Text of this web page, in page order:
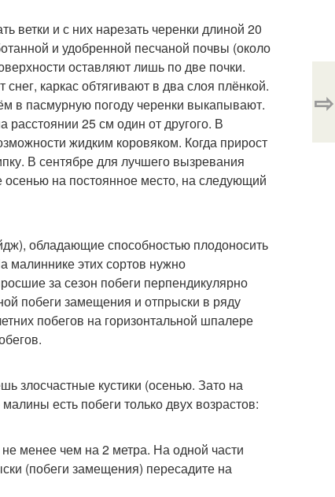
ветки и с них нарезать черенки длиной 20
и удобренной песчаной почвы (около
оставляют лишь по две почки.
каркас обтягивают в два слоя плёнкой.
в пасмурную погоду черенки выкапывают.
25 см один от другого. В
жидким коровяком. Когда прирост
В сентябре для лучшего вызревания
на постоянное место, на следующий
обладающие способностью плодоносить
малиннике этих сортов нужно
за сезон побеги перпендикулярно
побеги замещения и отпрыски в ряду
побегов на горизонтальной шпалере
злосчастные кустики (осенью. Зато на
есть побеги только двух возрастов:
менее чем на 2 метра. На одной части
(побеги замещения) пересадите на
⇨